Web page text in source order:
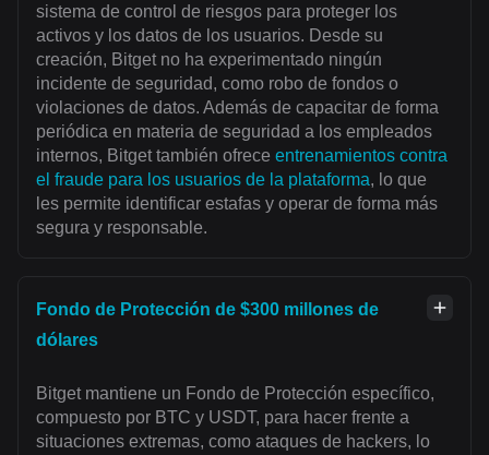
sistema de control de riesgos para proteger los
activos y los datos de los usuarios. Desde su
creación, Bitget no ha experimentado ningún
incidente de seguridad, como robo de fondos o
violaciones de datos. Además de capacitar de forma
periódica en materia de seguridad a los empleados
internos, Bitget también ofrece entrenamientos contra
el fraude para los usuarios de la plataforma, lo que
les permite identificar estafas y operar de forma más
segura y responsable.
Fondo de Protección de $300 millones de
dólares
Bitget mantiene un Fondo de Protección específico,
compuesto por BTC y USDT, para hacer frente a
situaciones extremas, como ataques de hackers, lo